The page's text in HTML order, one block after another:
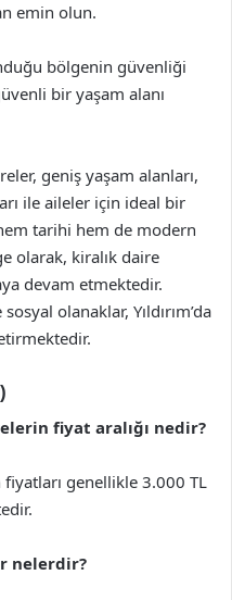
emin olun.
bölgenin güvenliği
bir yaşam alanı
geniş yaşam alanları,
ile aileler için ideal bir
tarihi hem de modern
olarak, kiralık daire
devam etmektedir.
olanaklar, Yıldırım’da
fiyat aralığı nedir?
fiyatları genellikle 3.000 TL
nelerdir?